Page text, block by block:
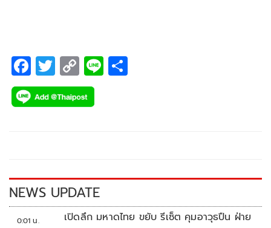
F
ac
e
k
T
wi
tt
C
o
p
k
Li
NEWS UPDATE
0:01 น.
เปิดลึก มหาดไทย ขยับ รีเซ็ต คุมอาวุธปืน ฝ่าย